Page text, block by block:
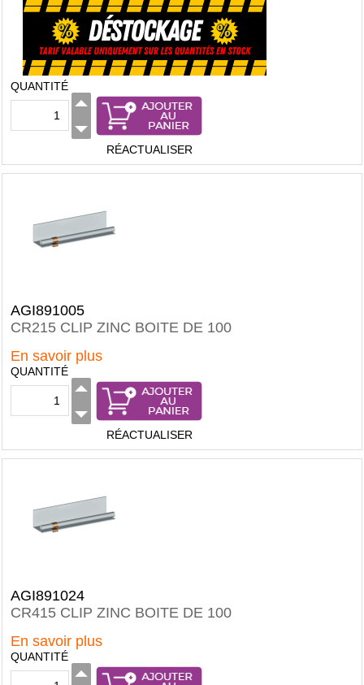
QUANTITÉ
RÉACTUALISER
AGI891005
CR215 CLIP ZINC BOITE DE 100
En savoir plus
QUANTITÉ
RÉACTUALISER
AGI891024
CR415 CLIP ZINC BOITE DE 100
En savoir plus
QUANTITÉ